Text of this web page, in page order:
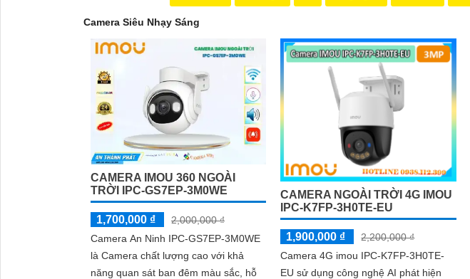
Camera Siêu Nhạy Sáng
CAMERA IMOU 360 NGOÀI
TRỜI IPC-GS7EP-3M0WE
1,700,000 ₫
2,000,000 ₫
Camera An Ninh IPC-GS7EP-3M0WE
là Camera chất lượng cao với khả
năng quan sát ban đêm màu sắc, hỗ
CAMERA NGOÀI TRỜI 4G IMOU
IPC-K7FP-3H0TE-EU
1,900,000 ₫
2,200,000 ₫
Camera 4G imou IPC-K7FP-3H0TE-
EU sử dụng công nghệ AI phát hiện